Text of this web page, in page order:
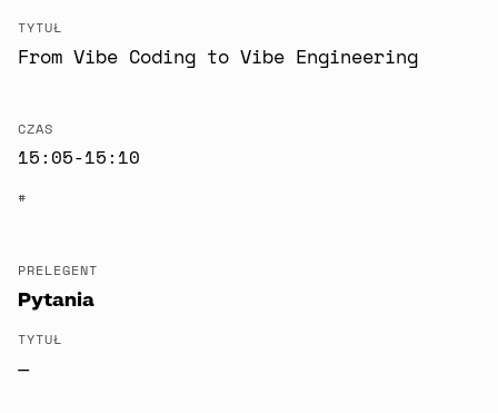
TYTUŁ
From Vibe Coding to Vibe Engineering
CZAS
15:05-15:10
#
PRELEGENT
Pytania
TYTUŁ
—